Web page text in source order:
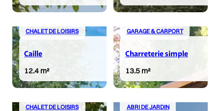
CHALET DE LOISIRS
Caille
12.4 m²
GARAGE & CARPORT
Charreterie simple
13.5 m²
CHALET DE LOISIRS ABRI DE JARDIN